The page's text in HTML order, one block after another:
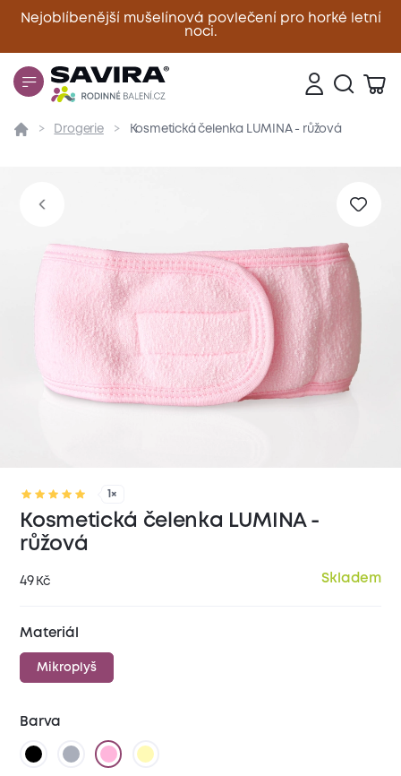
Nejoblíbenější mušelínová povlečení pro horké letní
noci.
Zavřít
Přehled Parametry Popis produktu
Drogerie Kosmetická čelenka LUMINA - růžová
1×
Kosmetická čelenka LUMINA -
růžová
49 Kč Skladem
Materiál
Mikroplyš
Barva